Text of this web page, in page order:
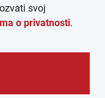
svoj
o privatnosti.